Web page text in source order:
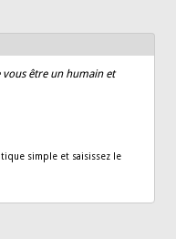
être un humain et
simple et saisissez le